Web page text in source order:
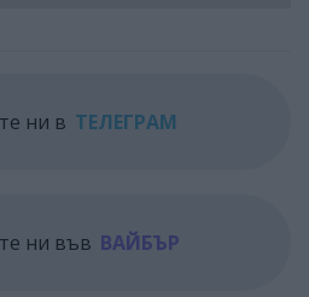
ни в ТЕЛЕГРАМ
ни във ВАЙБЪР